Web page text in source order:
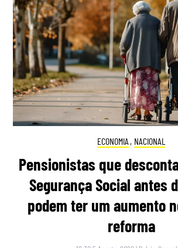
ECONOMIA , NACIONAL
Pensionistas que
Segurança Social antes
podem ter um aumento
reforma